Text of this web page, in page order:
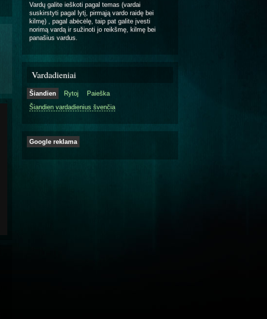
Vardų galite ieškoti pagal temas (vardai
suskirstyti pagal lytį, pirmąją vardo raidę bei
kilmę) , pagal abėcėlę, taip pat galite įvesti
norimą vardą ir sužinoti jo reikšmę, kilmę bei
panašius vardus.
Vardadieniai
Šiandien Rytoj
Paieška
Šiandien vardadienius švenčia
Google reklama